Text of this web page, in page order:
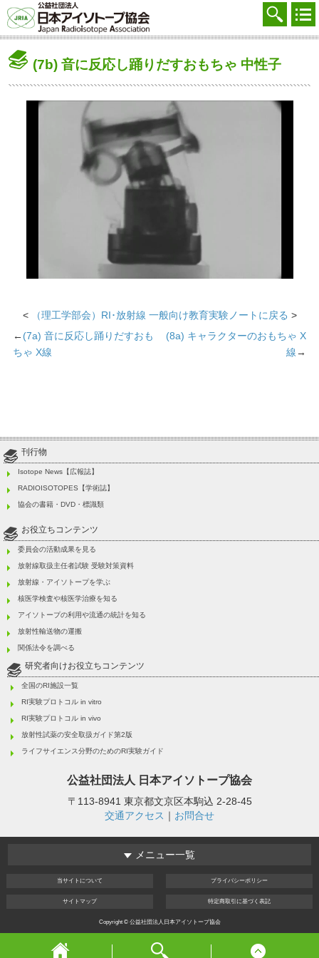
協会を知る
廃棄する
参加する
学ぶ・調べる
会員マイページ
English
(7b) 音に反応し踊りだすおもちゃ 中性子
< （理工学部会）RI･放射線 一般向け教育実験ノートに戻る >
←(7a) 音に反応し踊りだすおも
ちゃ X線
(8a) キャラクターのおもちゃ X
線→
刊行物
Isotope News【広報誌】
RADIOISOTOPES【学術誌】
協会の書籍・DVD・標識類
お役立ちコンテンツ
委員会の活動成果を見る
放射線取扱主任者試験 受験対策資料
放射線・アイソトープを学ぶ
核医学検査や核医学治療を知る
アイソトープの利用や流通の統計を知る
放射性輸送物の運搬
関係法令を調べる
研究者向けお役立ちコンテンツ
全国のRI施設一覧
RI実験プロトコル in vitro
RI実験プロトコル in vivo
放射性試薬の安全取扱ガイド第2版
ライフサイエンス分野のためのRI実験ガイド
公益社団法人 日本アイソトープ協会
〒113-8941 東京都文京区本駒込 2-28-45
交通アクセス ｜ お問合せ
メニュー一覧
当サイト について プライバシーポリシー
サイト マップ 特定商取引 に基づく表記
Copyright © 公益社団法人日本アイソトープ協会